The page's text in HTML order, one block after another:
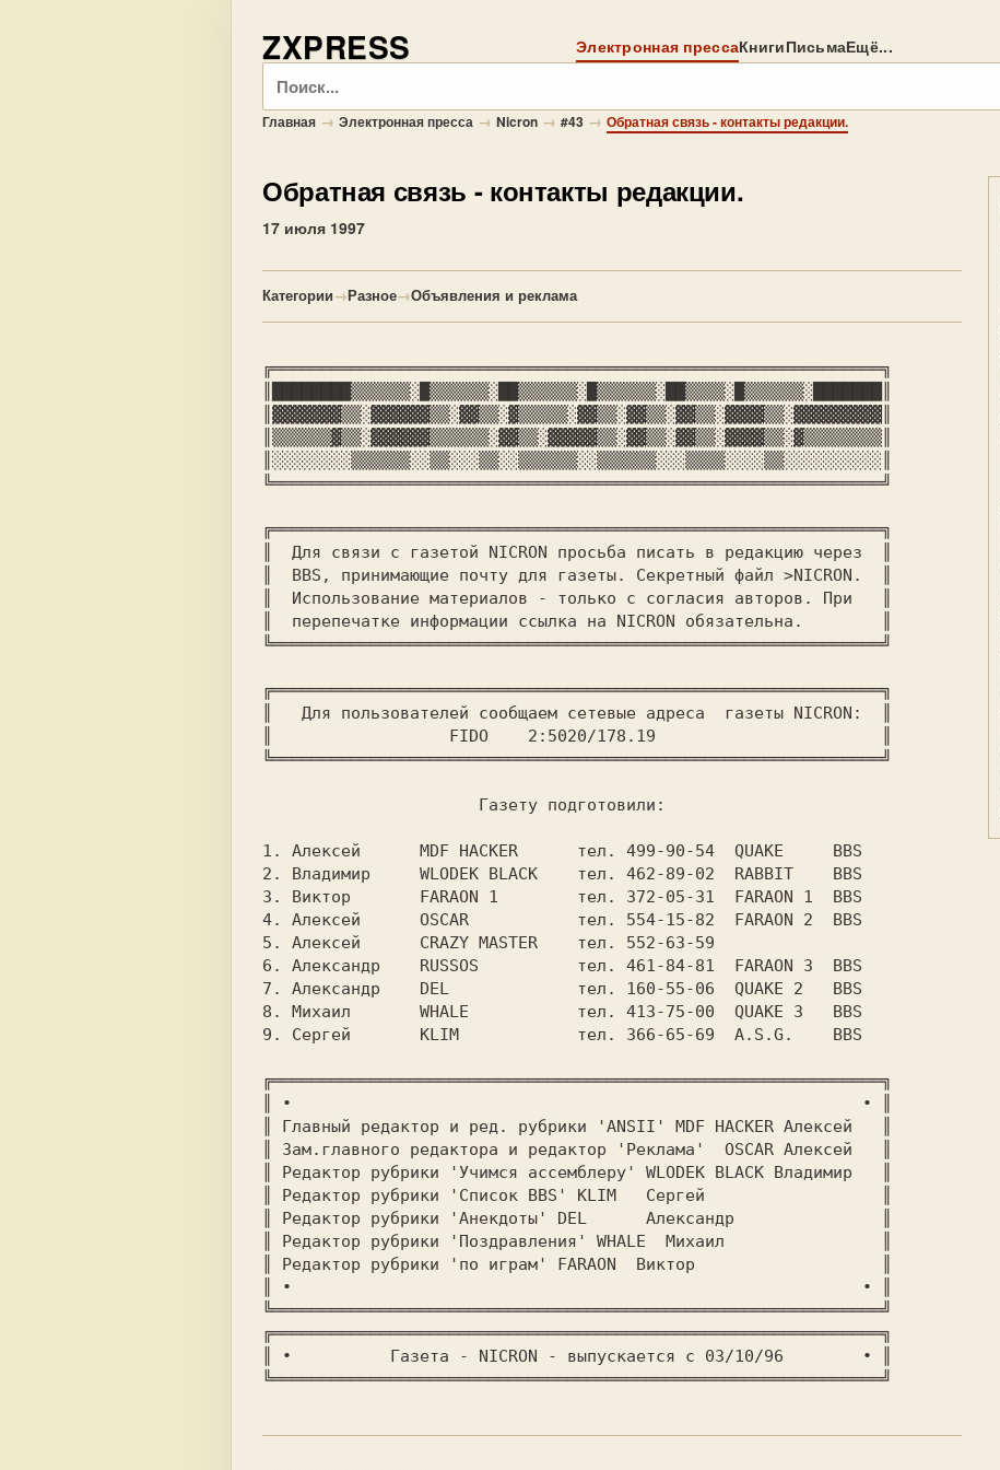
ZXPRESS Электронная прессаКнигиПисьмаЕщё...
Поиск
Главная → Электронная пресса → Nicron → #43 → Обратная связь - контакты редакции.
Обратная связь - контакты редакции.
17 июля 1997
Категории→Разное→Объявления и реклама
║▓▓▓▓▓▓▓▒▒░▓▓▓▓▓▓▒▒░▓▓▒▒░▓▒▒▒▒▒░▓▓▒▒░▓▓▒▒░▓▓▒▒░▓▓▓▓▒▒░▓▓▓▓▓▓▓▓▓║
║░░░░░░░░▒▒▒▒▒▒░░▒▒░░░▒▒░░▒▒▒▒▒▒░░▒▒▒▒▒▒░░░▒▒▒▒░░░░▒▒░░░░░░░░░░║
╚══════════════════════════════════════════════════════════════╝
╔══════════════════════════════════════════════════════════════╗
║  Для связи с газетой NICRON просьба писать в редакцию через  ║
║  BBS, принимающие почту для газеты. Секретный файл >NICRON.  ║
║  Использование материалов - только с согласия авторов. При   ║
║  перепечатке информации ссылка на NICRON обязательна.        ║
╔══════════════════════════════════════════════════════════════╗
║   Для пользователей сообщаем сетевые адреса  газеты NICRON:  ║
тeл. 499-90-54
тел. 462-89-02
тел. 372-05-31
тел. 554-15-82
тел. 461-84-81
тел. 160-55-06
тел. 413-75-00
тел. 366-65-69
╔══════════════════════════════════════════════════════════════╗
║ ∙							     ∙ ║
║ Главный редактор и ред. рубрики 'ANSII' MDF HACKER Алексей   ║
║ Зам.главного редактора и редактор 'Реклама'  OSCAR Алексей   ║
║ Редактор рубрики 'Учимся ассемблеру' WLODEK BLACK Владимир   ║
║ Редактор рубрики 'Список BBS' KLIM   Сергей    	       ║
║ Редактор рубрики 'Анекдоты' DEL      Aлександр	       ║
║ Pедактор рубрики 'Поздравления' WHALE  Михаил  	       ║
║ Редактор рубрики 'по играм' FARAON  Виктор		       ║
║ ∙							     ∙ ║
╔══════════════════════════════════════════════════════════════╗
∙
╚══════════════════════════════════════════════════════════════╝